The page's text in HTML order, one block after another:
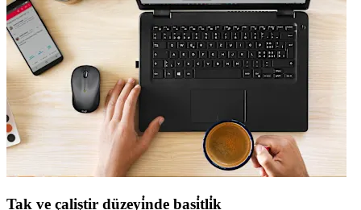
Tak ve çaliştir düzeyi̇nde basi̇tli̇k